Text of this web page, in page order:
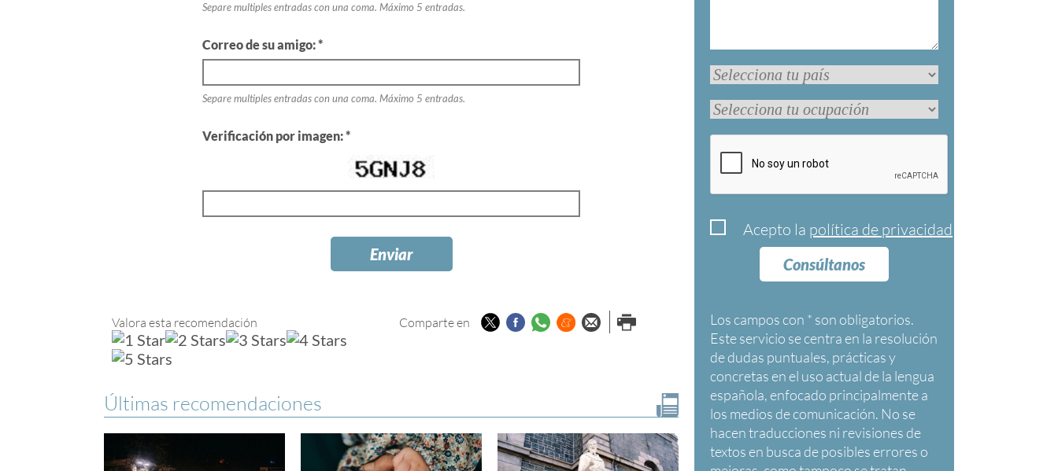
Acepto la política de privacidad
Consúltanos
Los campos con * son obligatorios
Separe multiples entradas con una coma. Máximo 5 entradas.
Correo de su amigo: *
Separe multiples entradas con una coma. Máximo 5 entradas.
Verificación por imagen: *
Valora esta recomendación Comparte en TwitterFacebook
Whatsapp
Menéame
Enviar porImprimir
Últimas recomendaciones